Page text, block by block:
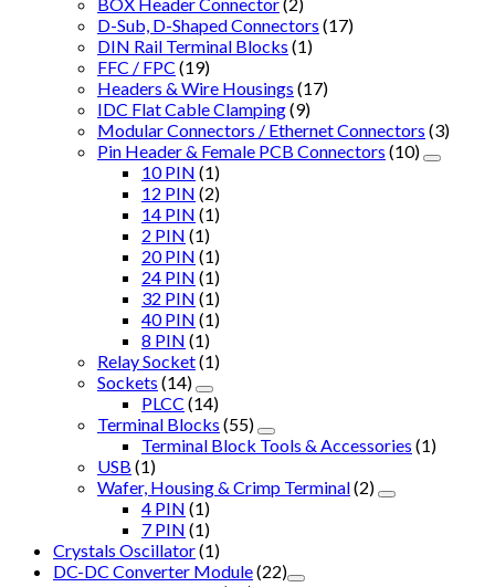
D-Sub, D-Shaped Connectors (17)
DIN Rail Terminal Blocks (1)
FFC / FPC (19)
Headers & Wire Housings (17)
IDC Flat Cable Clamping(9)
Modular Connectors / Ethernet Connectors (3)
Pin Header & Female PCB Connectors (10)
10 PIN (1)
12 PIN (2)
14 PIN (1)
2 PIN (1)
20 PIN (1)
24 PIN (1)
32 PIN (1)
40 PIN (1)
8 PIN (1)
Relay Socket(1)
Sockets (14)
PLCC (14)
Terminal Blocks (55)
Terminal Block Tools & Accessories (1)
USB (1)
Wafer, Housing & Crimp Terminal(2)
4 PIN (1)
7 PIN (1)
Crystals Oscillator(1)
DC-DC Converter Module(22)